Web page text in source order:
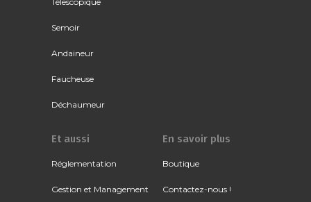
Semoir
Andaineur
Faucheuse
Déchaumeur
Et aussi
Réglementation
Gestion et Management
En savoir plus
Boutique
Contactez-nous !